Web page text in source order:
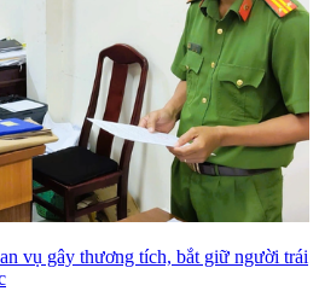
vụ gây thương tích, bắt giữ người trái